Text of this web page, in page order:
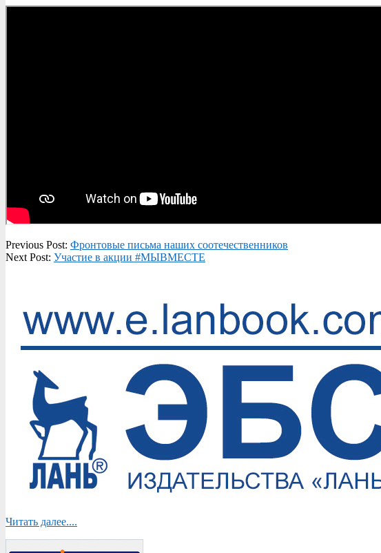
2020-
05-
Previous Post: Фронтовые письма наших соотечественников
Next Post: Участие в акции #МЫВМЕСТЕ
Читать далее....